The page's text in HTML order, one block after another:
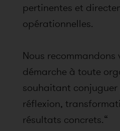
pertinentes et
opérationnelles.
Nous recommandons
démarche à toute
souhaitant conjuguer
réflexion,
résultats concrets.“